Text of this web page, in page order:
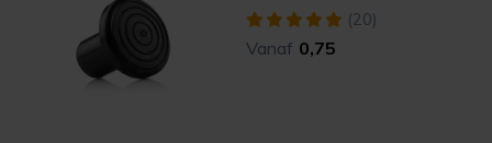
(20)
Vanaf 0,75